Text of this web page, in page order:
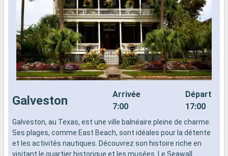
Galveston
Arrivée
7:00
Départ
17:00
Galveston, au Texas, est une ville balnéaire pleine de charme.
Ses plages, comme East Beach, sont idéales pour la détente
et les activités nautiques. Découvrez son histoire riche en
visitant le quartier historique et les musées. Le Seawall